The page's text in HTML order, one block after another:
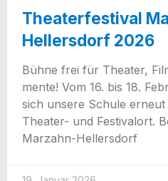
Theaterfestival
Hellersdorf 2026
Büh­ne frei für Thea­ter,
men­te! Vom 16. bis 18.
sich unse­re Schu­le erneut
The­a­­ter- und Fes­ti­val­ort.
Marzahn-Hellersdorf